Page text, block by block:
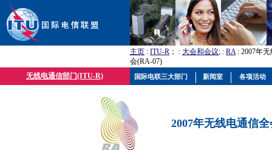
主页 : ITU-R ； : 大会和会议; : RA: 2007年
会(RA-07)
无线电通信部门(ITU-R)
2007年无线电通信
国际电联三大部门 新闻室 各项活动